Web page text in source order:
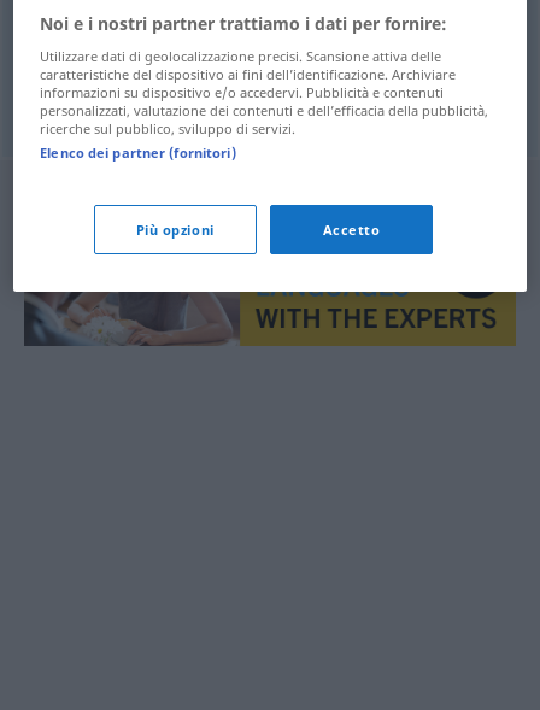
tijding
Botschaftf tijding
Noi e i nostri partner trattiamo i dati per fornire:
Utilizzare dati di geolocalizzazione precisi. Scansione attiva delle
caratteristiche del dispositivo ai fini dell’identificazione. Archiviare
informazioni su dispositivo e/o accedervi. Pubblicità e contenuti
personalizzati, valutazione dei contenuti e dell’efficacia della pubblicità,
ricerche sul pubblico, sviluppo di servizi.
Elenco dei partner (fornitori)
Più opzioni Accetto